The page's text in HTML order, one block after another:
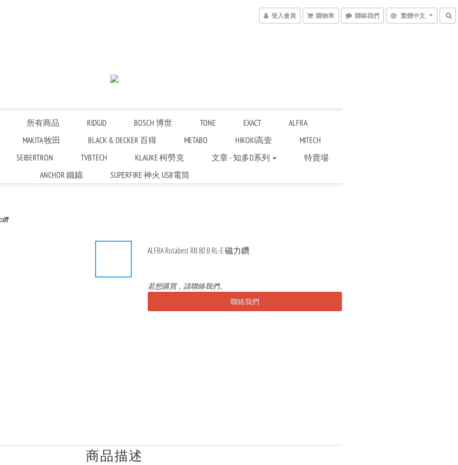
登入會員 購物車 聯絡我們 繁體中文
所有商品 RIDGID BOSCH 博世 TONE EXACT
ALFRA
MAKITA 牧田
BLACK & DECKER 百得 METABO HIKOKI高壹
MITECH
SEIBERTRON
TVBTECH KLAUKE 柯勞克 文章 - 知多D系列
特賣場
ANCHOR 鐵錨
SUPERFIRE 神火 USB電筒
鑽
ALFRA Rotabest RB 80 B RL-E 磁力鑽
若想購買，請聯絡我們。
聯絡我們
商品描述